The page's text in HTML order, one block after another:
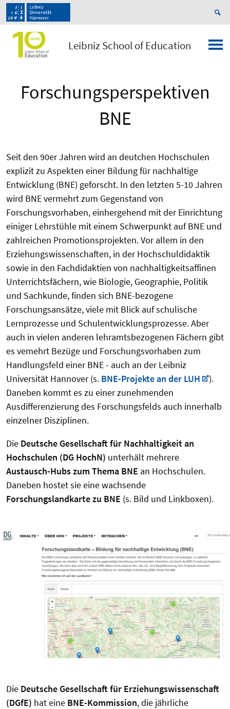
Leibniz School of Education
Forschungsperspektiven
BNE
Seit den 90er Jahren wird an deutchen Hochschulen
explizit zu Aspekten einer Bildung für nachhaltige
Entwicklung (BNE) geforscht. In den letzten 5-10 Jahren
wird BNE vermehrt zum Gegenstand von
Forschungsvorhaben, einhergehend mit der Einrichtung
einiger Lehrstühle mit einem Schwerpunkt auf BNE und
zahlreichen Promotionsprojekten. Vor allem in den
Erziehungswissenschaften, in der Hochschuldidaktik
sowie in den Fachdidaktien von nachhaltigkeitsaffinen
Unterrichtsfächern, wie Biologie, Geographie, Politik
und Sachkunde, finden sich BNE-bezogene
Forschungsansätze, viele mit Blick auf schulische
Lernprozesse und Schulentwicklungsprozesse. Aber
auch in vielen anderen lehramtsbezogenen Fächern gibt
es vemehrt Bezüge und Forschungsvorhaben zum
Handlungsfeld einer BNE - auch an der Leibniz
Universität Hannover (s. BNE-Projekte an der LUH
).
Daneben kommt es zu einer zunehmenden
Ausdifferenzierung des Forschungsfelds auch innerhalb
einzelner Disziplinen.
Die Deutsche Gesellschaft für Nachhaltigkeit an
Hochschulen (DG HochN) unterhält mehrere
Austausch-Hubs zum Thema BNE an Hochschulen.
Daneben hostet sie eine wachsende
Forschungslandkarte zu BNE (s. Bild und Linkboxen).
Die Deutsche Gesellschaft für Erziehungswissenschaft
(DGfE) hat eine BNE-Kommission, die jährliche